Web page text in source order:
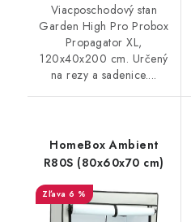
Viacposchodový stan
Garden High Pro Probox
Propagator XL,
120x40x200 cm. Určený
na rezy a sadenice....
HomeBox Ambient
R80S (80x60x70 cm)
6 %